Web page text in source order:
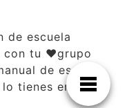
de escuela
con tu ❤️grupo
de escuela
tienes en